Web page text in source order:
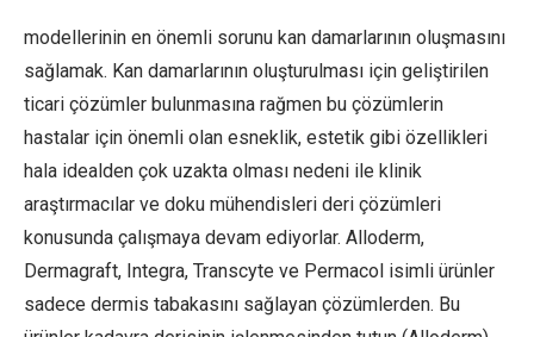
modellerinin en önemli sorunu kan damarlarının oluşmasını
sağlamak. Kan damarlarının oluşturulması için geliştirilen
ticari çözümler bulunmasına rağmen bu çözümlerin
hastalar için önemli olan esneklik, estetik gibi özellikleri
hala idealden çok uzakta olması nedeni ile klinik
araştırmacılar ve doku mühendisleri deri çözümleri
konusunda çalışmaya devam ediyorlar. Alloderm,
Dermagraft, Integra, Transcyte ve Permacol isimli ürünler
sadece dermis tabakasını sağlayan çözümlerden. Bu